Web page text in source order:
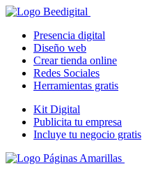
Presencia digital
Diseño web
Crear tienda online
Redes Sociales
Herramientas gratis
Kit Digital
Publicita tu empresa
Incluye tu negocio gratis